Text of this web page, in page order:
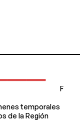
F
temporales
de la Región